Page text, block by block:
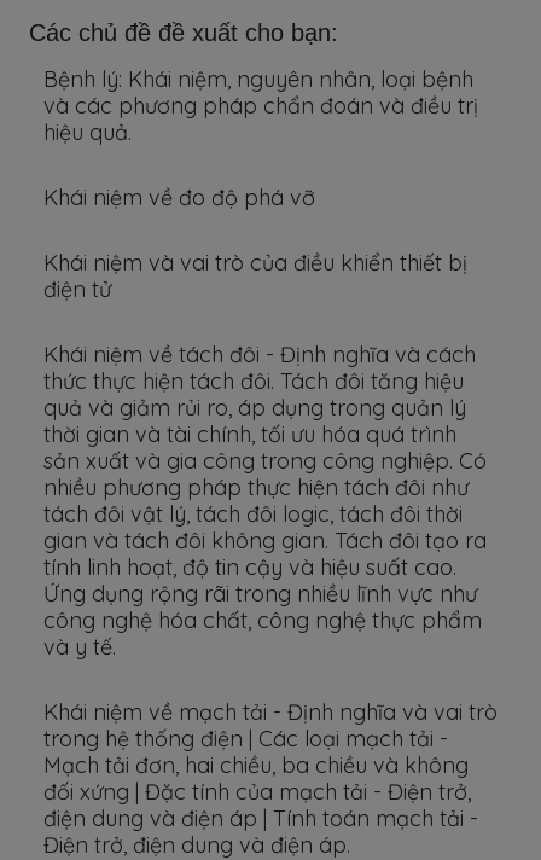
Các chủ đề đề xuất cho bạn:
Bệnh lý: Khái niệm, nguyên nhân, loại bệnh
và các phương pháp chẩn đoán và điều trị
hiệu quả.
Khái niệm về đo độ phá vỡ
Khái niệm và vai trò của điều khiển thiết bị
điện tử
Khái niệm về tách đôi - Định nghĩa và cách
thức thực hiện tách đôi. Tách đôi tăng hiệu
quả và giảm rủi ro, áp dụng trong quản lý
thời gian và tài chính, tối ưu hóa quá trình
sản xuất và gia công trong công nghiệp. Có
nhiều phương pháp thực hiện tách đôi như
tách đôi vật lý, tách đôi logic, tách đôi thời
gian và tách đôi không gian. Tách đôi tạo ra
tính linh hoạt, độ tin cậy và hiệu suất cao.
Ứng dụng rộng rãi trong nhiều lĩnh vực như
công nghệ hóa chất, công nghệ thực phẩm
và y tế.
Khái niệm về mạch tải - Định nghĩa và vai trò
trong hệ thống điện | Các loại mạch tải -
Mạch tải đơn, hai chiều, ba chiều và không
đối xứng | Đặc tính của mạch tải - Điện trở,
điện dung và điện áp | Tính toán mạch tải -
Điện trở, điện dung và điện áp.